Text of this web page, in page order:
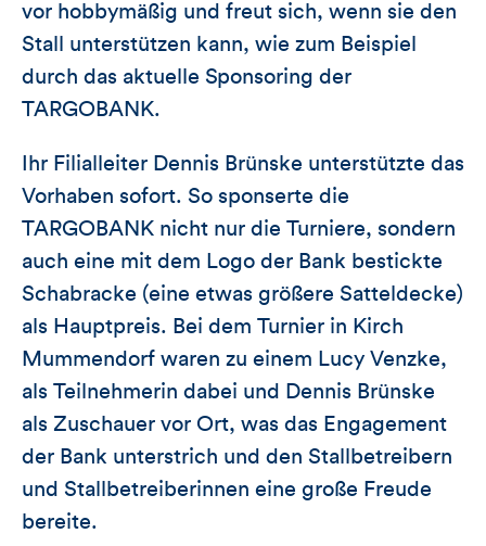
vor hobbymäßig und freut sich, wenn sie den
Stall unterstützen kann, wie zum Beispiel
durch das aktuelle Sponsoring der
TARGOBANK.
Ihr Filialleiter Dennis Brünske unterstützte das
Vorhaben sofort. So sponserte die
TARGOBANK nicht nur die Turniere, sondern
auch eine mit dem Logo der Bank bestickte
Schabracke (eine etwas größere Satteldecke)
als Hauptpreis. Bei dem Turnier in Kirch
Mummendorf waren zu einem Lucy Venzke,
als Teilnehmerin dabei und Dennis Brünske
als Zuschauer vor Ort, was das Engagement
der Bank unterstrich und den Stallbetreibern
und Stallbetreiberinnen eine große Freude
bereite.